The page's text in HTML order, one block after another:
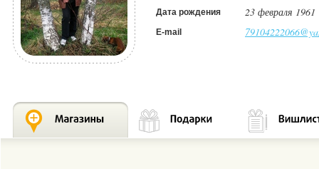
Дата рождения 23 февраля 1961
E-mail